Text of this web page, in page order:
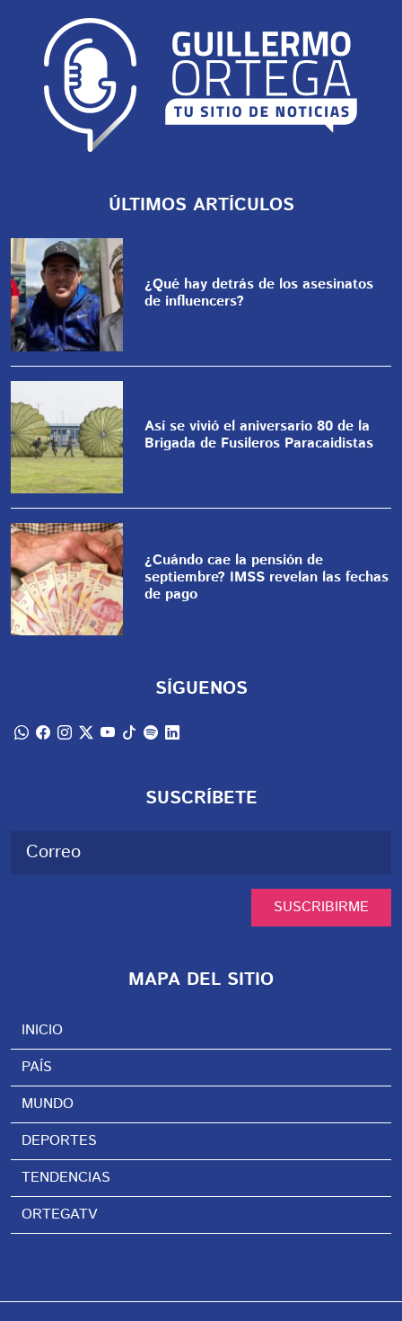
ÚLTIMOS ARTÍCULOS
¿Qué hay detrás de los asesinatos
de influencers?
Así se vivió el aniversario 80 de la
Brigada de Fusileros Paracaidistas
¿Cuándo cae la pensión de
septiembre? IMSS revelan las fechas
de pago
SÍGUENOS
SUSCRÍBETE
SUSCRIBIRME
MAPA DEL SITIO
INICIO
PAÍS
MUNDO
DEPORTES
TENDENCIAS
ORTEGATV